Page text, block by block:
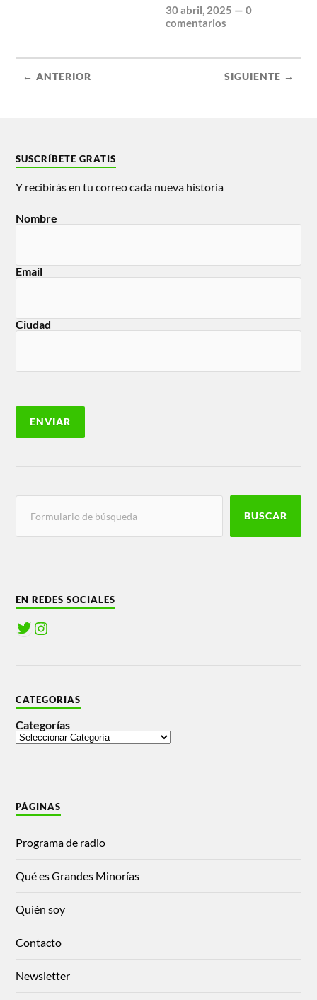
30 abril, 2025 —0
comentarios
← ANTERIOR SIGUIENTE →
SUSCRÍBETE GRATIS
Y recibirás en tu correo cada nueva historia
Nombre
Email
Ciudad
BUSCAR
EN REDES SOCIALES
CATEGORIAS
Categorías
PÁGINAS
Programa de radio
Qué es Grandes Minorías
Quién soy
Contacto
Newsletter